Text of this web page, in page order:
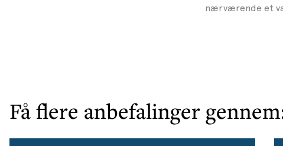
nærværende et
Få flere anbefalinger